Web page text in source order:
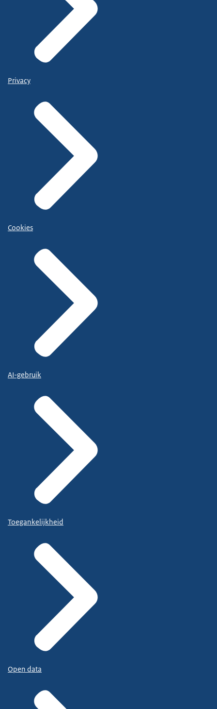
Privacy
Cookies
AI-gebruik
Toegankelijkheid
Open data